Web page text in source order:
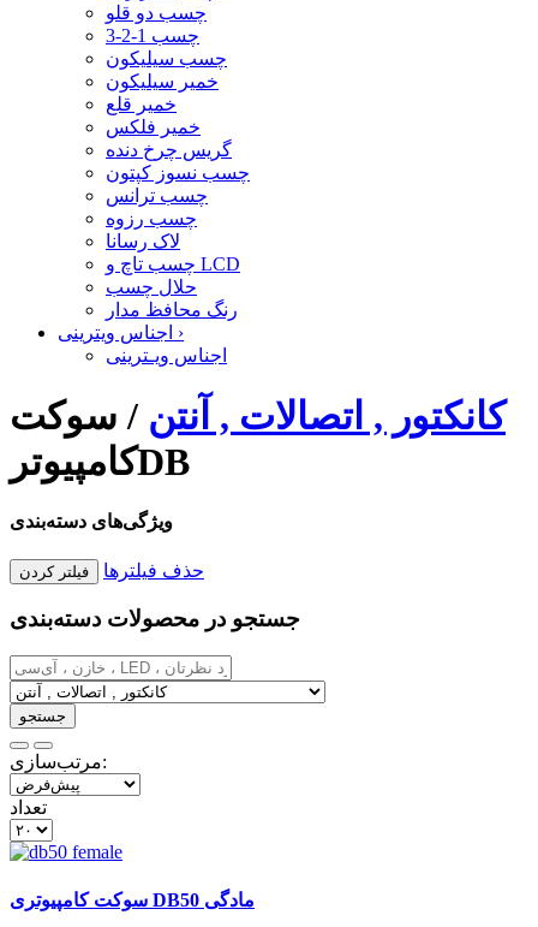
چسب دو قلو
چسب 1-2-3
چسب سیلیکون
خمیر سیلیکون
خمیر قلع
خمیر فلکس
گریس چرخ دنده
چسب نسوز کپتون
چسب ترانس
چسب رزوه
لاک رسانا
چسب تاچ و LCD
حلال چسب
رنگ محافظ مدار
›
اجناس ویـترینی
کانکتور , اتصالات , آنتن / سوکت
کامپیوترDB
ویژگی‌های دسته‌بندی
حذف فیلترها
جستجو در محصولات دسته‌بندی
مرتب‌سازی:
تعداد
سوکت کامپیوتری DB50 مادگی